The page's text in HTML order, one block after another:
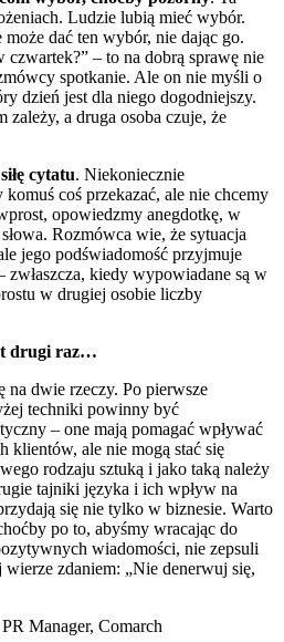
Ludzie lubią mieć wybór.
dać ten wybór, nie dając go.
czwartek?” – to na dobrą sprawę nie
spotkanie. Ale on nie myśli o
dzień jest dla niego dogodniejszy.
zależy, a druga osoba czuje, że
cytatu. Niekoniecznie
coś przekazać, ale nie chcemy
opowiedzmy anegdotkę, w
Rozmówca wie, że sytuacja
jego podświadomość przyjmuje
zwłaszcza, kiedy wypowiadane są w
w drugiej osobie liczby
drugi raz…
dwie rzeczy. Po pierwsze
techniki powinny być
– one mają pomagać wpływać
klientów, ale nie mogą stać się
rodzaju sztuką i jako taką należy
tajniki języka i ich wpływ na
się nie tylko w biznesie. Warto
po to, abyśmy wracając do
wiadomości, nie zepsuli
zdaniem: „Nie denerwuj się,
Manager, Comarch